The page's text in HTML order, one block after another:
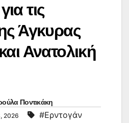
τις
Άγκυρας
Ανατολική
Ποντικάκη
2026 #Ερντογάν